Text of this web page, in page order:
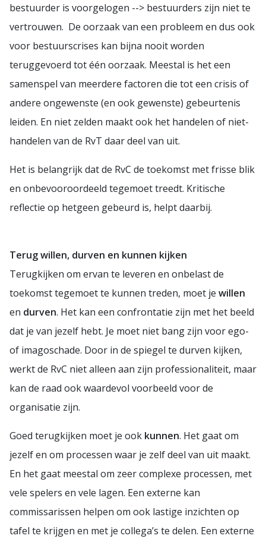
bestuurder is voorgelogen --> bestuurders zijn niet te
vertrouwen. De oorzaak van een probleem en dus ook
voor bestuurscrises kan bijna nooit worden
teruggevoerd tot één oorzaak. Meestal is het een
samenspel van meerdere factoren die tot een crisis of
andere ongewenste (en ook gewenste) gebeurtenis
leiden. En niet zelden maakt ook het handelen of niet-
handelen van de RvT daar deel van uit.
Het is belangrijk dat de RvC de toekomst met frisse blik
en onbevooroordeeld tegemoet treedt. Kritische
reflectie op hetgeen gebeurd is, helpt daarbij.
Terug willen, durven en kunnen kijken
Terugkijken om ervan te leveren en onbelast de
toekomst tegemoet te kunnen treden, moet je willen
en durven. Het kan een confrontatie zijn met het beeld
dat je van jezelf hebt. Je moet niet bang zijn voor ego-
of imagoschade. Door in de spiegel te durven kijken,
werkt de RvC niet alleen aan zijn professionaliteit, maar
kan de raad ook waardevol voorbeeld voor de
organisatie zijn.
Goed terugkijken moet je ook kunnen. Het gaat om
jezelf en om processen waar je zelf deel van uit maakt.
En het gaat meestal om zeer complexe processen, met
vele spelers en vele lagen. Een externe kan
commissarissen helpen om ook lastige inzichten op
tafel te krijgen en met je collega’s te delen. Een externe